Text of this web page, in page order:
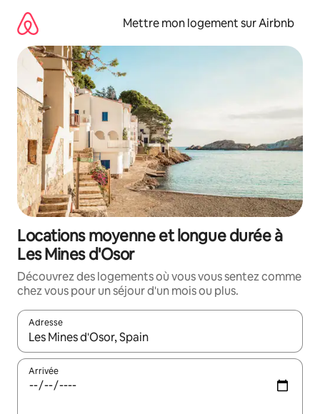
directement
contenu
Mettre mon logement sur Airbnb
Locations moyenne et longue durée à
Les Mines d'Osor
Découvrez des logements où vous vous sentez comme
chez vous pour un séjour d'un mois ou plus.
Adresse
Lorsque les résultats s'affichent, utilisez les flèches vers le
Arrivée